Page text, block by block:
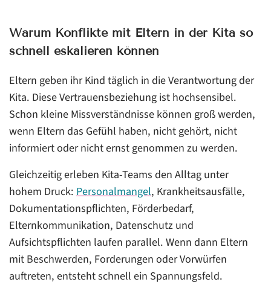
Warum Konflikte mit Eltern in der Kita so
schnell eskalieren können
Eltern geben ihr Kind täglich in die Verantwortung der
Kita. Diese Vertrauensbeziehung ist hochsensibel.
Schon kleine Missverständnisse können groß werden,
wenn Eltern das Gefühl haben, nicht gehört, nicht
informiert oder nicht ernst genommen zu werden.
Gleichzeitig erleben Kita-Teams den Alltag unter
hohem Druck:Personalmangel, Krankheitsausfälle,
Dokumentationspflichten, Förderbedarf,
Elternkommunikation, Datenschutz und
Aufsichtspflichten laufen parallel. Wenn dann Eltern
mit Beschwerden, Forderungen oder Vorwürfen
auftreten, entsteht schnell ein Spannungsfeld.